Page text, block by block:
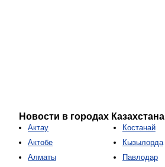
Новости в городах Казахстана
Актау
Актобе
Алматы
Костанай
Кызылорда
Павлодар